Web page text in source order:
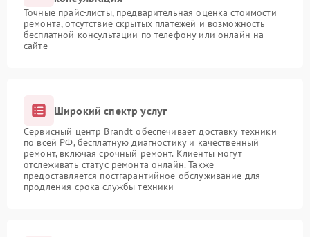
Точные прайс-листы, предварительная оценка стоимости
ремонта, отсутствие скрытых платежей и возможность
бесплатной консультации по телефону или онлайн на
сайте
Широкий спектр услуг
Сервисный центр Brandt обеспечивает доставку техники
по всей РФ, бесплатную диагностику и качественный
ремонт, включая срочный ремонт. Клиенты могут
отслеживать статус ремонта онлайн. Также
предоставляется постгарантийное обслуживание для
продления срока службы техники